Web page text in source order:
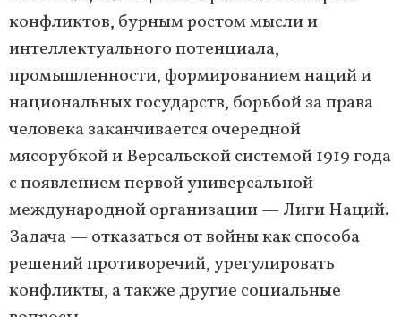
конфликтов, бурным ростом мысли и
интеллектуального потенциала,
промышленности, формированием наций и
национальных государств, борьбой за права
человека заканчивается очередной
мясорубкой и Версальской системой 1919 года
с появлением первой универсальной
международной организации — Лиги Наций.
Задача — отказаться от войны как способа
решений противоречий, урегулировать
конфликты, а также другие социальные